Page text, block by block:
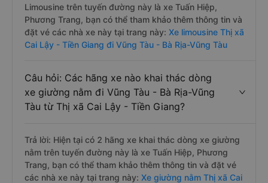
Limousine trên tuyến đường này là xe Tuấn Hiệp,
Phương Trang, bạn có thể tham khảo thêm thông tin và
đặt vé các nhà xe này tại trang này: Xe limousine Thị xã
Cai Lậy - Tiền Giang đi Vũng Tàu - Bà Rịa-Vũng Tàu
Câu hỏi: Các hãng xe nào khai thác dòng
xe giường nằm đi Vũng Tàu - Bà Rịa-Vũng
Tàu từ Thị xã Cai Lậy - Tiền Giang?
Trả lời: Hiện tại có 2 hãng xe khai thác dòng xe giường
nằm trên tuyến đường này là xe Tuấn Hiệp, Phương
Trang, bạn có thể tham khảo thêm thông tin và đặt vé
các nhà xe này tại trang này: Xe giường nằm Thị xã Cai